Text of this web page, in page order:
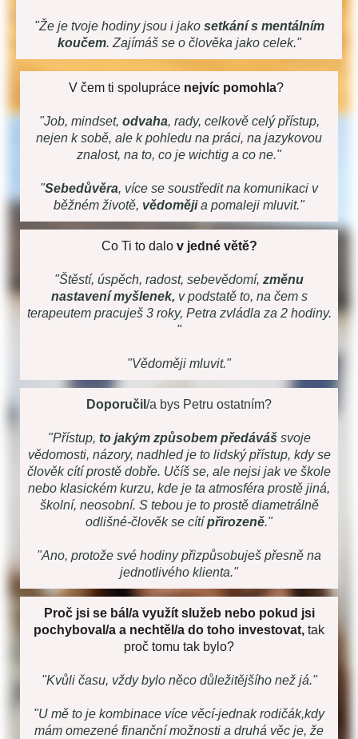
"Že je tvoje hodiny jsou i jako setkání s mentálním
koučem. Zajímáš se o člověka jako celek."
V čem ti spolupráce nejvíc pomohla?
"Job, mindset, odvaha, rady, celkově celý přístup,
nejen k sobě, ale k pohledu na práci, na jazykovou
znalost, na to, co je wichtig a co ne."
"Sebedůvěra, více se soustředit na komunikaci v
běžném životě, vědomějia pomaleji mluvit."
Co Ti to dalo v jedné větě?
"Štěstí, úspěch, radost, sebevědomí, změnu
nastavení myšlenek, v podstatě to, na čem s
terapeutem pracuješ 3 roky, Petra zvládla za 2 hodiny.
"
"Vědoměji mluvit."
Doporučil /a bys Petru ostatním?
"Přístup, to jakým způsobem předáváš svoje
vědomosti, názory, nadhled je to lidský přístup, kdy se
člověk cítí prostě dobře. Učíš se, ale nejsi jak ve škole
nebo klasickém kurzu, kde je ta atmosféra prostě jiná,
školní, neosobní. S tebou je to prostě diametrálně
odlišné-člověk se cítípřirozeně."
"Ano, protože své hodiny přizpůsobuješ přesně na
jednotlivého klienta."
Proč jsi se bál/a využít služeb nebo pokud jsi
pochyboval/a a nechtěl/a do toho investovat, tak
proč tomu tak bylo?
"Kvůli času, vždy bylo něco důležitějšího než já."
"U mě to je kombinace více věcí-jednak rodičák,kdy
mám omezené finanční možnosti a druhá věc je, že